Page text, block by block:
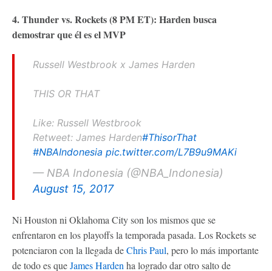
4. Thunder vs. Rockets (8 PM ET): Harden busca
demostrar que él es el MVP
Russell Westbrook x James Harden
THIS OR THAT
Like: Russell Westbrook
Retweet: James Harden#ThisorThat
#NBAIndonesia pic.twitter.com/L7B9u9MAKi
— NBA Indonesia (@NBA_Indonesia)
August 15, 2017
Ni Houston ni Oklahoma City son los mismos que se
enfrentaron en los playoffs la temporada pasada. Los Rockets se
potenciaron con la llegada deChris Paul, pero lo más importante
de todo es queJames Harden ha logrado dar otro salto de